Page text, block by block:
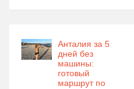
Анталия за 5
дней без
машины:
готовый
маршрут по